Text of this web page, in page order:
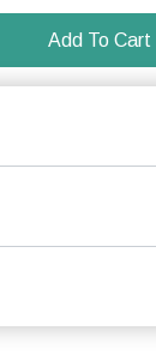
Add To Cart